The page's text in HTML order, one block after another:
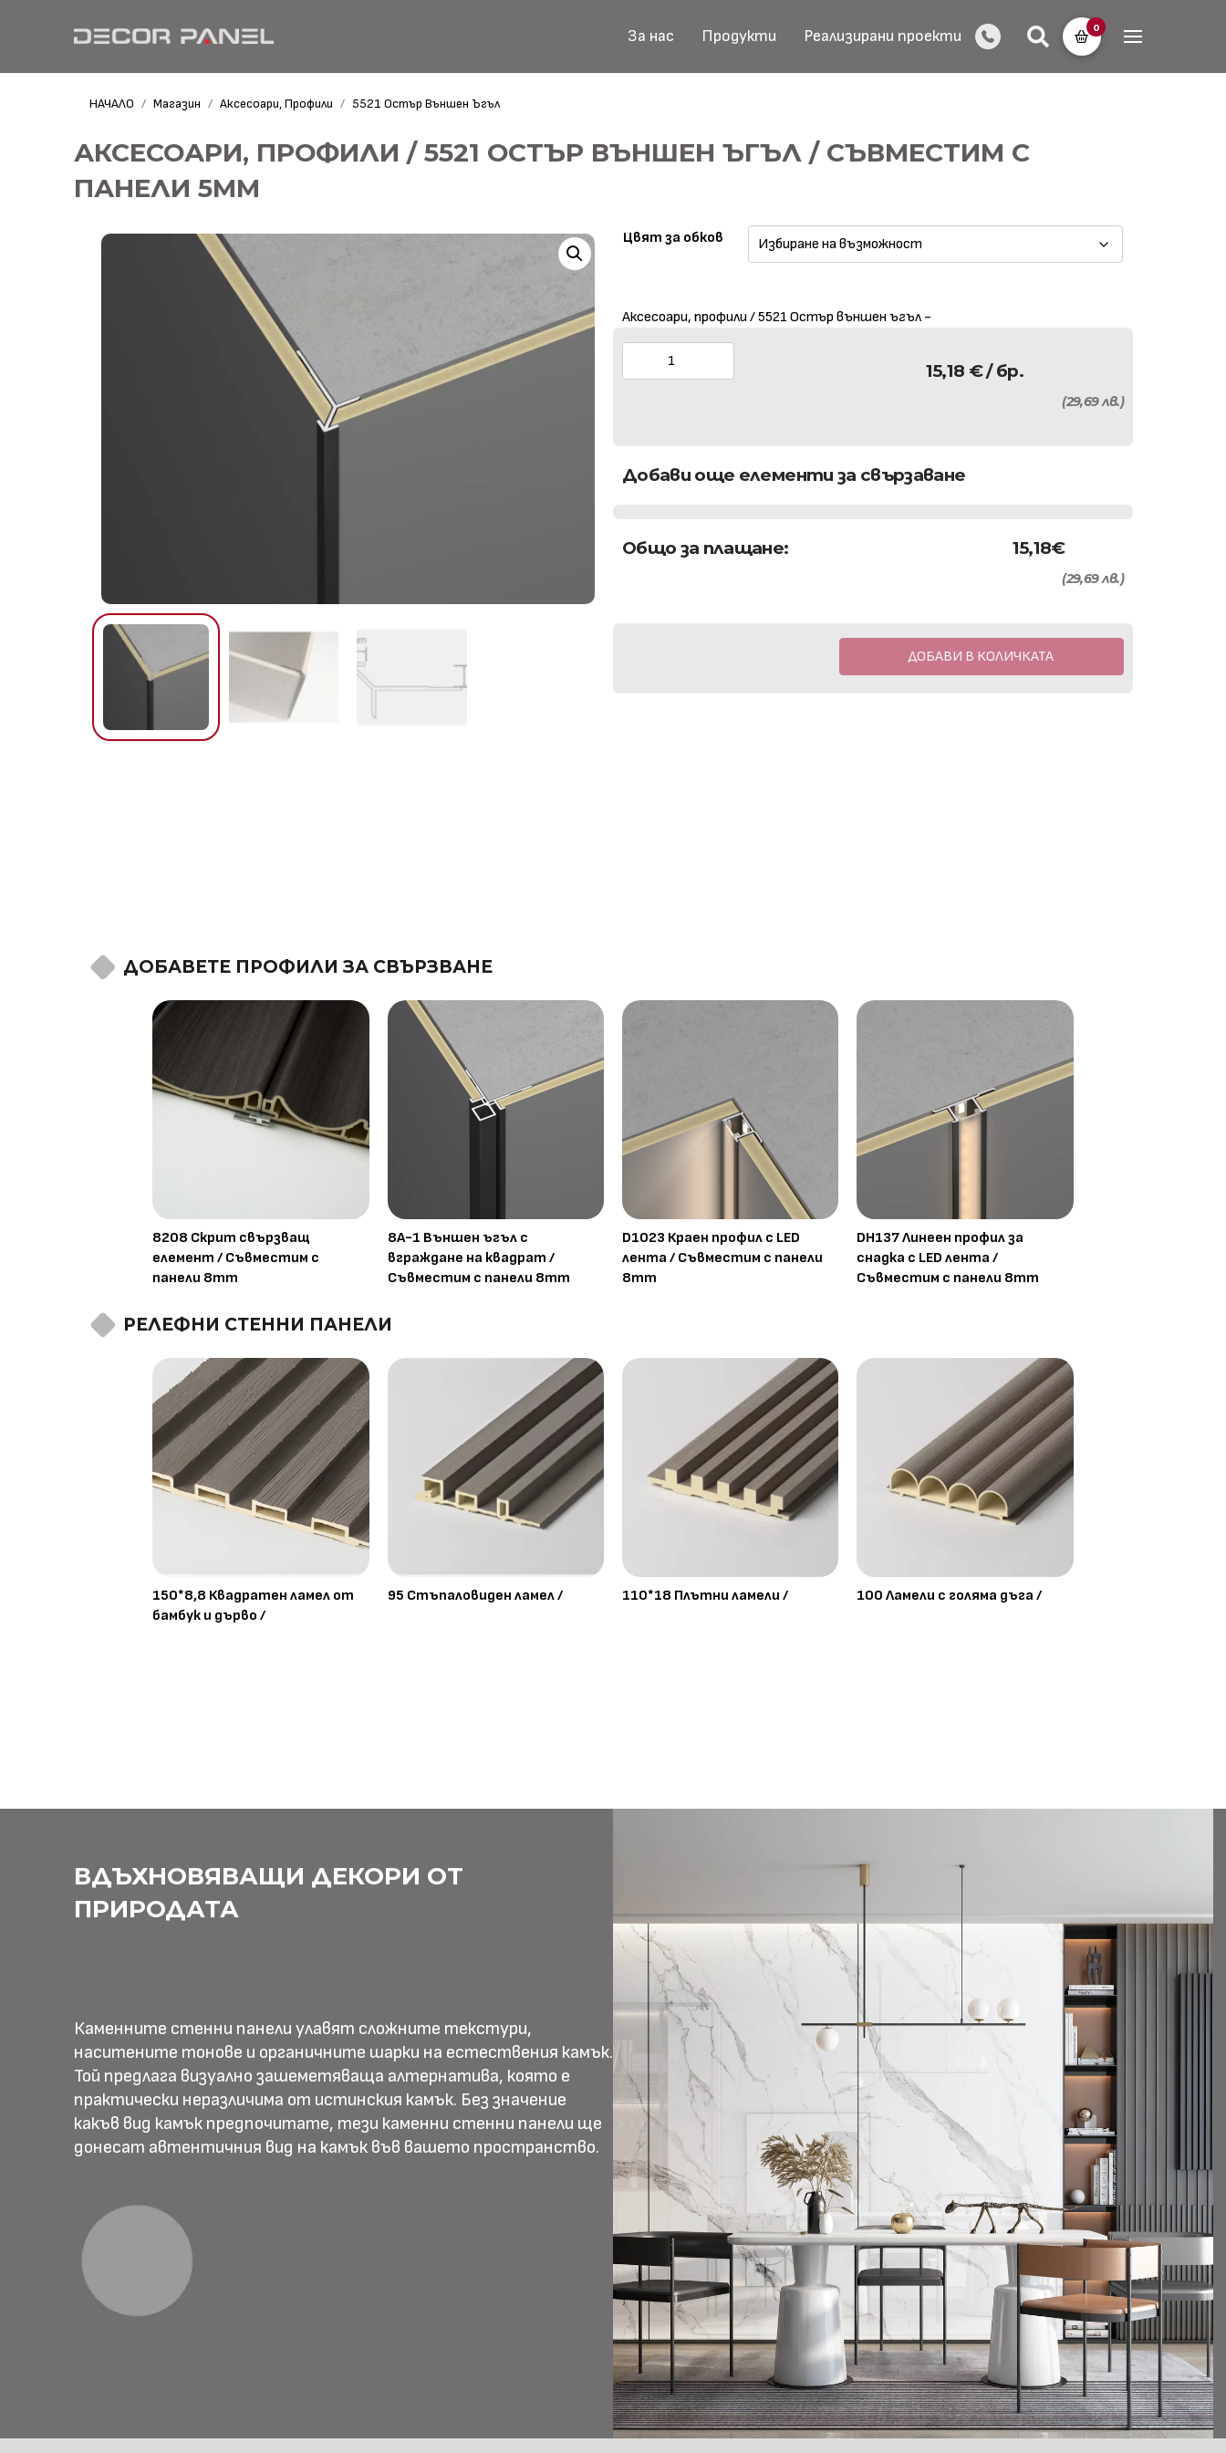
За нас Продукти Реализирани проекти 0
НАЧАЛО / Магазин / Аксесоари, Профили / 5521 Остър Външен Ъгъл
АКСЕСОАРИ, ПРОФИЛИ / 5521 ОСТЪР ВЪНШЕН ЪГЪЛ / СЪВМЕСТИМ С
ПАНЕЛИ 5MM
Цвят за обков
Аксесоари, профили / 5521 Остър външен ъгъл -
15,18 €/ бр.
(29,69 лв.)
Добави още елементи за свързаване
Общо за плащане: 15,18€
(29,69 лв.)
ДОБАВИ В КОЛИЧКАТА
ДОБАВЕТЕ ПРОФИЛИ ЗА СВЪРЗВАНЕ
8208 Скрит свързващ
елемент / Съвместим с
панели 8mm
8A-1 Външен ъгъл с
вграждане на квадрат /
Съвместим с панели 8mm
D1023 Краен профил с LED
лента / Съвместим с панели
8mm
DH137 Линеен профил за
снадка с LED лента /
Съвместим с панели 8mm
РЕЛЕФНИ СТЕННИ ПАНЕЛИ
150*8,8 Квадратен ламел от
бамбук и дърво /
95 Стъпаловиден ламел / 110*18 Плътни ламели / 100 Ламели с голяма дъга /
ВДЪХНОВЯВАЩИ ДЕКОРИ ОТ
ПРИРОДАТА
Каменните стенни панели улавят сложните текстури,
наситените тонове и органичните шарки на естествения камък.
Той предлага визуално зашеметяваща алтернатива, която е
практически неразличима от истинския камък. Без значение
какъв вид камък предпочитате, тези каменни стенни панели ще
донесат автентичния вид на камък във вашето пространство.